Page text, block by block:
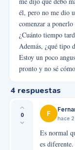
él, pero no me dio
comenzar a
¿Cuánto tiempo
Además, ¿qué tipo
Estoy un poco
pronto y no sé
4 respuestas
0 F
hace
Es normal
es